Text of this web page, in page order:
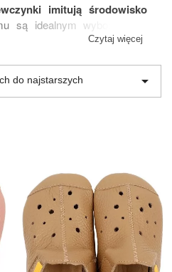
imitują środowisko
są idealnym wyborem dla
zapewniają odpowiednie
design, za co pokochały je
proponuje szeroki wybór
znalazła coś dla
Czytaj więcej
do najstarszych 